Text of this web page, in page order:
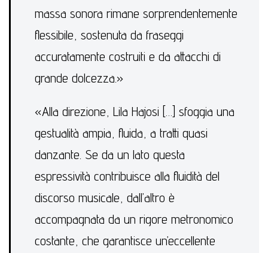
massa sonora rimane sorprendentemente
flessibile, sostenuta da fraseggi
accuratamente costruiti e da attacchi di
grande dolcezza.»
«Alla direzione, Lila Hajosi […] sfoggia una
gestualità ampia, fluida, a tratti quasi
danzante. Se da un lato questa
espressività contribuisce alla fluidità del
discorso musicale, dall’altro è
accompagnata da un rigore metronomico
costante, che garantisce un’eccellente